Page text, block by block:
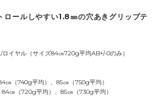
ロールしやすい1.8㎜の穴あきグリップテ
イヤル（サイズ84㎝720g平均AB+/-0のみ）
㎝（740g平均）、85㎝（750g平均）
㎝（720g平均）、85㎝（730g平均）